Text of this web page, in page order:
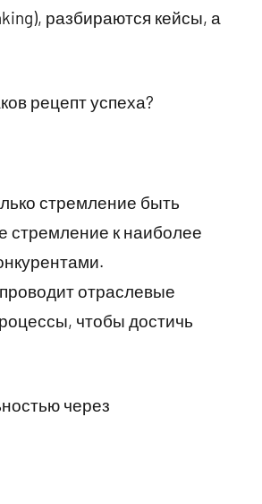
разбираются кейсы, а
рецепт успеха?
стремление быть
стремление к наиболее
отраслевые
чтобы достичь
через